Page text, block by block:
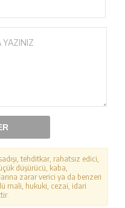
tehditkar, rahatsız edici,
düşürücü, kaba,
zarar verici ya da benzeri
mali, hukuki, cezai, idari